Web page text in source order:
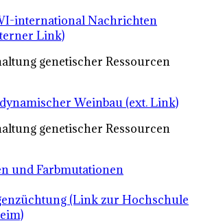
international Nachrichten
Link)
genetischer Ressourcen
Weinbau (ext. Link)
genetischer Ressourcen
und Farbmutationen
(Link zur Hochschule